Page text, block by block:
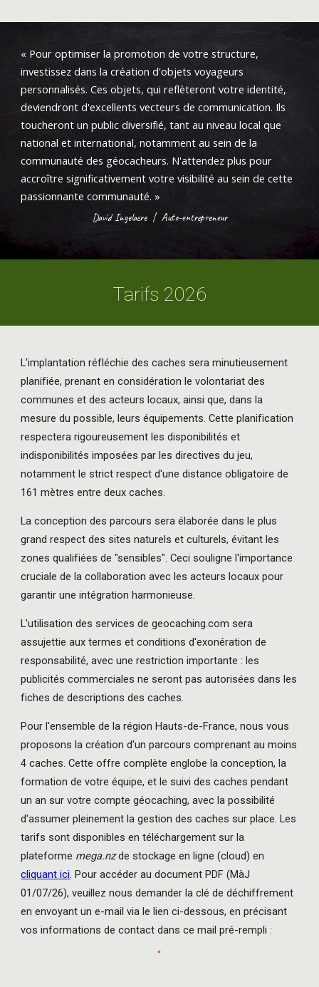
« Pour optimiser la promotion de votre structure,
investissez dans la création d'objets voyageurs
personnalisés. Ces objets, qui reflèteront votre identité,
deviendront d'excellents vecteurs de communication. Ils
toucheront un public diversifié, tant au niveau local que
national et international, notamment au sein de la
communauté des géocacheurs. N'attendez plus pour
accroître significativement votre visibilité au sein de cette
passionnante communauté.»
David Ingelaere| Auto-entrepreneur
Tarifs 2026
L'implantation réfléchie des caches sera minutieusement
planifiée, prenant en considération le volontariat des
communes et des acteurs locaux, ainsi que, dans la
mesure du possible, leurs équipements. Cette planification
respectera rigoureusement les disponibilités et
indisponibilités imposées par les directives du jeu,
notamment le strict respect d'une distance obligatoire de
161 mètres entre deux caches.
La conception des parcours sera élaborée dans le plus
grand respect des sites naturels et culturels, évitant les
zones qualifiées de "sensibles". Ceci souligne l'importance
cruciale de la collaboration avec les acteurs locaux pour
garantir une intégration harmonieuse.
L'utilisation des services de geocaching.com sera
assujettie aux termes et conditions d'exonération de
responsabilité, avec une restriction importante : les
publicités commerciales ne seront pas autorisées dans les
fiches de descriptions des caches.
Pour l'ensemble de la région Hauts-de-France, nous vous
proposons la création d'un parcours comprenant au moins
4 caches. Cette offre complète englobe la conception, la
formation de votre équipe, et le suivi des caches pendant
un an sur votre compte géocaching, avec la possibilité
d'assumer pleinement la gestion des caches sur place. Les
tarifs sont disponibles en téléchargement sur la
plateforme mega.nzde stockage en ligne (cloud) en
cliquant ici. Pour accéder au document PDF(MàJ
01/07/26), veuillez nous demander la clé de déchiffrement
en envoyant un e-mail via le lien ci-dessous, en précisant
vos informations de contact dans ce mail pré-rempli :